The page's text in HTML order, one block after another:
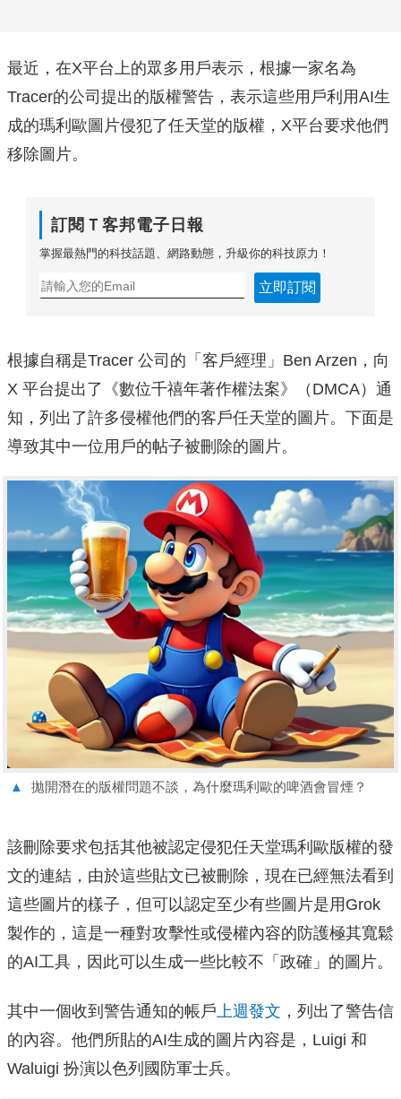
最近，在X平台上的眾多用戶表示，根據一家名為
Tracer的公司提出的版權警告，表示這些用戶利用AI生
成的瑪利歐圖片侵犯了任天堂的版權，X平台要求他們
移除圖片。
訂閱Ｔ客邦電子日報
掌握最熱門的科技話題、網路動態，升級你的科技原力！
立即訂閱
根據自稱是Tracer 公司的「客戶經理」Ben Arzen，向
X 平台提出了《數位千禧年著作權法案》（DMCA）通
知，列出了許多侵權他們的客戶任天堂的圖片。下面是
導致其中一位用戶的帖子被刪除的圖片。
▲ 拋開潛在的版權問題不談，為什麼瑪利歐的啤酒會冒煙？
該刪除要求包括其他被認定侵犯任天堂瑪利歐版權的發
文的連結，由於這些貼文已被刪除，現在已經無法看到
這些圖片的樣子，但可以認定至少有些圖片是用Grok
製作的，這是一種對攻擊性或侵權內容的防護極其寬鬆
的AI工具，因此可以生成一些比較不「政確」的圖片。
其中一個收到警告通知的帳戶 上週發文 ，列出了警告信
的內容。他們所貼的AI生成的圖片內容是，Luigi 和
Waluigi 扮演以色列國防軍士兵。